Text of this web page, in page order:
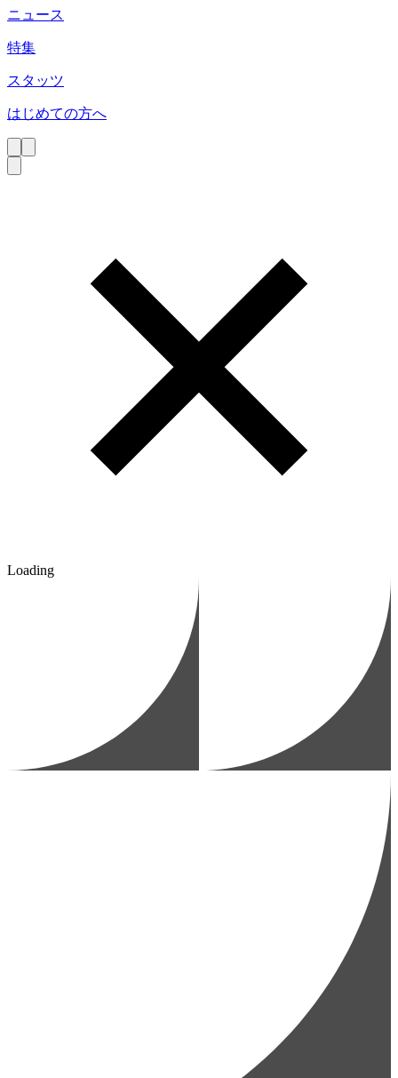
ニュース
特集
スタッツ
はじめての方へ
Loading